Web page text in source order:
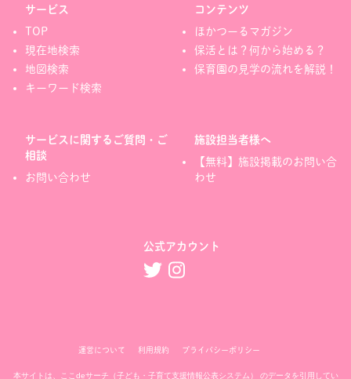
サービス
TOP
現在地検索
地図検索
キーワード検索
コンテンツ
ほかつーるマガジン
保活とは？何から始める？
保育園の見学の流れを解説！
サービスに関するご質問・ご
相談
お問い合わせ
施設担当者様へ
【無料】施設掲載のお問い合
わせ
公式アカウント
運営について 利用規約 プライバシーポリシー
本サイトは、 ここdeサーチ（子ども・子育て支援情報公表システム） のデータを引用してい